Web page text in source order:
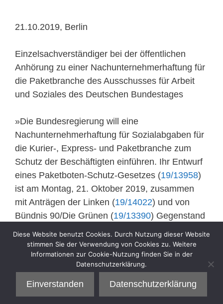
21.10.2019, Berlin
Einzelsachverständiger bei der öffentlichen
Anhörung zu einer Nachunternehmer­haftung für
die Paketbranche des Ausschusses für Arbeit
und Soziales des Deutschen Bundestages
»Die Bundesregierung will eine
Nachunternehmerhaftung für Sozialabgaben für
die Kurier-, Express- und Paketbranche zum
Schutz der Beschäftigten einführen. Ihr Entwurf
eines Paketboten-Schutz-Gesetzes (19/13958)
ist am Montag, 21. Oktober 2019, zusammen
mit Anträgen der Linken (19/14022) und von
Bündnis 90/Die Grünen (19/13390) Gegenstand
für Arbeit und Soziales.«
Kategorien
Vortrag
Diese Website benutzt Cookies. Durch Nutzung dieser Website
stimmen Sie der Verwendung von Cookies zu. Weitere
Informationen zur Cookie-Nutzung finden Sie in der
Datenschutzerklärung.
Einverstanden Datenschutzerklärung